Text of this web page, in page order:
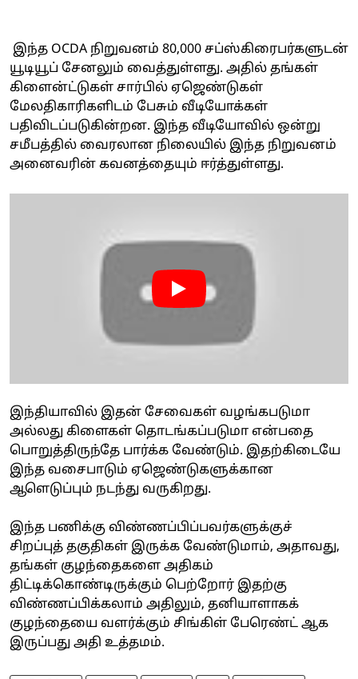
இந்த OCDA நிறுவனம் 80,000 சப்ஸ்கிரைபர்களுடன்
யூடியூப் சேனலும் வைத்துள்ளது. அதில் தங்கள்
கிளைன்ட்டுகள் சார்பில் ஏஜெண்டுகள்
மேலதிகாரிகளிடம் பேசும் வீடியோக்கள்
பதிவிடப்படுகின்றன. இந்த வீடியோவில் ஒன்று
சமீபத்தில் வைரலான நிலையில் இந்த நிறுவனம்
அனைவரின் கவனத்தையும் ஈர்த்துள்ளது.
இந்தியாவில் இதன் சேவைகள் வழங்கபடுமா
அல்லது கிளைகள் தொடங்கப்படுமா என்பதை
பொறுத்திருந்தே பார்க்க வேண்டும். இதற்கிடையே
இந்த வசைபாடும் ஏஜெண்டுகளுக்கான
ஆளெடுப்பும் நடந்து வருகிறது.
இந்த பணிக்கு விண்ணப்பிப்பவர்களுக்குச்
சிறப்புத் தகுதிகள் இருக்க வேண்டுமாம், அதாவது,
தங்கள் குழந்தைகளை அதிகம்
திட்டிக்கொண்டிருக்கும் பெற்றோர் இதற்கு
விண்ணப்பிக்கலாம் அதிலும், தனியாளாகக்
குழந்தையை வளர்க்கும் சிங்கிள் பேரெண்ட் ஆக
இருப்பது அதி உத்தமம்.